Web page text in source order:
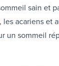
sain et
acariens et
un sommeil